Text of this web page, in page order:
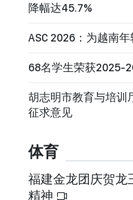
降幅达45.7%
ASC 2026：为越南
68名学生荣获2025-
胡志明市教育与培训
征求意见
体育
福建金龙团庆贺龙
精神